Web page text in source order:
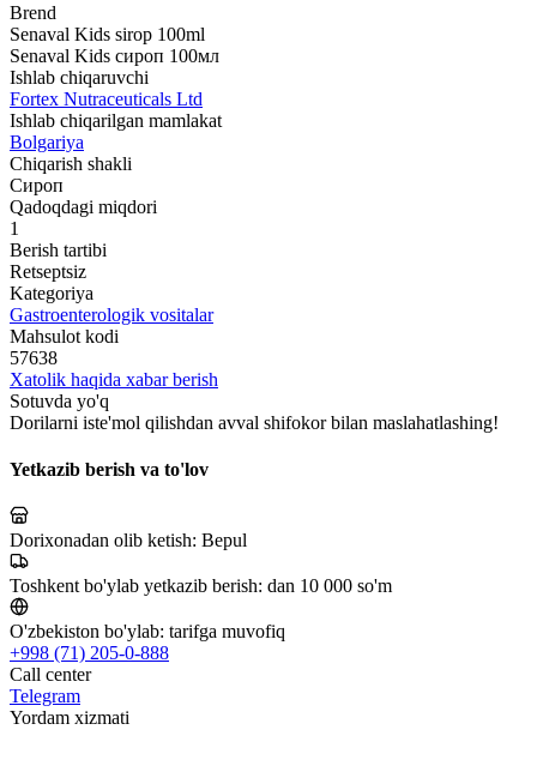
Brend
Senaval Kids sirop 100ml
Senaval Kids сироп 100мл
Ishlab chiqaruvchi
Fortex Nutraceuticals Ltd
Ishlab chiqarilgan mamlakat
Bolgariya
Chiqarish shakli
Сироп
Qadoqdagi miqdori
1
Berish tartibi
Retseptsiz
Kategoriya
Gastroenterologik vositalar
Mahsulot kodi
57638
Xatolik haqida xabar berish
Sotuvda yo'q
Dorilarni iste'mol qilishdan avval shifokor bilan maslahatlashing!
Yetkazib berish va to'lov
Dorixonadan olib ketish: Bepul
Toshkent bo'ylab yetkazib berish: dan 10 000 so'm
O'zbekiston bo'ylab: tarifga muvofiq
+998 (71) 205-0-888
Call center
Telegram
Yordam xizmati